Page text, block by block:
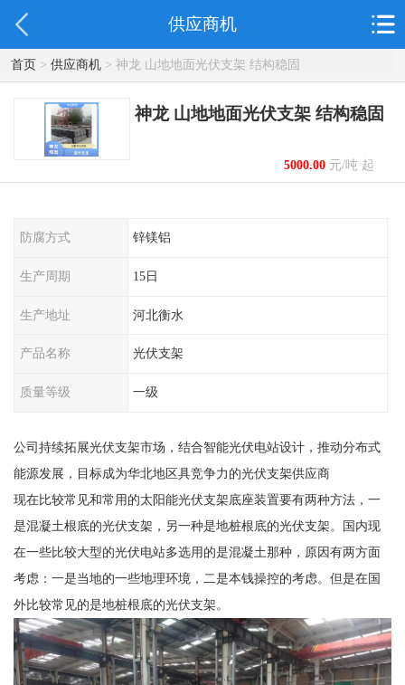
供应商机
首页> 供应商机> 神龙 山地地面光伏支架 结构稳固
神龙 山地地面光伏支架 结构稳固
5000.00元/吨 起
防腐方式 锌镁铝
生产周期 15日
生产地址 河北衡水
产品名称 光伏支架
质量等级 一级
公司持续拓展光伏支架市场，结合智能光伏电站设计，推动分布式
能源发展，目标成为华北地区具竞争力的光伏支架供应商
现在比较常见和常用的太阳能光伏支架底座装置要有两种方法，一
是混凝土根底的光伏支架，另一种是地桩根底的光伏支架。国内现
在一些比较大型的光伏电站多选用的是混凝土那种，原因有两方面
考虑：一是当地的一些地理环境，二是本钱操控的考虑。但是在国
外比较常见的是地桩根底的光伏支架。